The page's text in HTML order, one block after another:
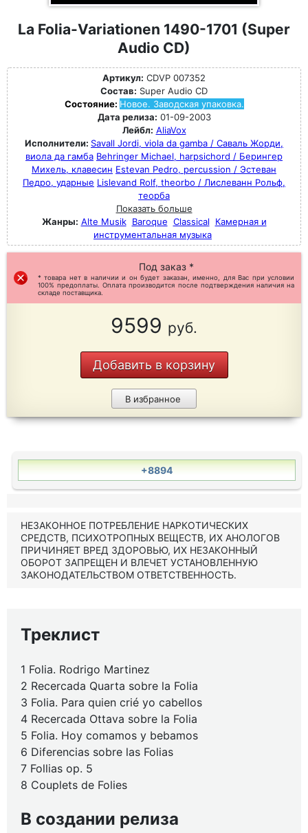
La Folia-Variationen 1490-1701 (Super
Audio CD)
Артикул: CDVP 007352
Состав: Super Audio CD
Состояние: Новое. Заводская упаковка.
Дата релиза: 01-09-2003
Лейбл: AliaVox
Исполнители: Savall Jordi, viola da gamba / Саваль Жорди,
виола да гамба Behringer Michael, harpsichord / Берингер
Михель, клавесин Estevan Pedro, percussion / Эстеван
Педро, ударные Lislevand Rolf, theorbo / Лислеванн Рольф,
теорба
Показать больше
Жанры: Alte Musik Baroque Classical
Камерная и
инструментальная музыка
Под заказ *
* товара нет в наличии и он будет заказан, именно, для Вас при условии
100% предоплаты. Оплата производится после подтверждения наличия на
складе поставщика.
9599 руб.
Добавить в корзину
В избранное
+8894
НЕЗАКОННОЕ ПОТРЕБЛЕНИЕ НАРКОТИЧЕСКИХ
СРЕДСТВ, ПСИХОТРОПНЫХ ВЕЩЕСТВ, ИХ АНОЛОГОВ
ПРИЧИНЯЕТ ВРЕД ЗДОРОВЬЮ, ИХ НЕЗАКОННЫЙ
ОБОРОТ ЗАПРЕЩЕН И ВЛЕЧЕТ УСТАНОВЛЕННУЮ
ЗАКОНОДАТЕЛЬСТВОМ ОТВЕТСТВЕННОСТЬ.
Треклист
1 Folia. Rodrigo Martinez
2 Recercada Quarta sobre la Folia
3 Folia. Para quien crié yo cabellos
4 Recercada Ottava sobre la Folia
5 Folia. Hoy comamos y bebamos
6 Diferencias sobre las Folias
7 Follias op. 5
8 Couplets de Folies
В создании релиза